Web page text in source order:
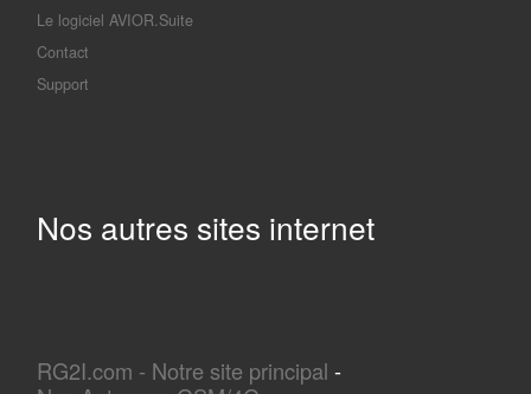
Le logiciel AVIOR.Suite
Contact
Support
Nos autres sites internet
RG2I.com - Notre site principal -